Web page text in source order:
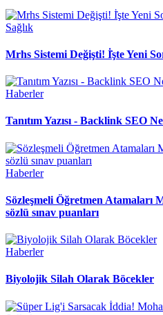
Sağlık
Mrhs Sistemi Değişti! İ̇şte Yeni
Haberler
Tanıtım Yazısı - Backlink SEO
Haberler
Sözleşmeli Öğretmen Atamaları
sözlü sınav puanları
Haberler
Biyolojik Silah Olarak Böcekler